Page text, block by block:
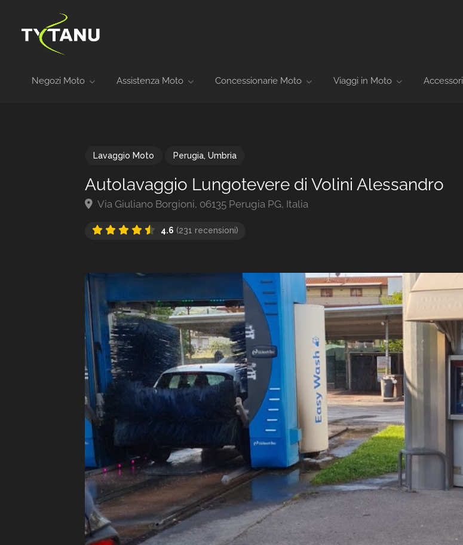
Negozi Moto Assistenza Moto Concessionarie Moto Viaggi in Moto Accessori
Lavaggio Moto Perugia, Umbria
Autolavaggio Lungotevere di Volini Alessandro
Via Giuliano Borgioni, 06135 Perugia PG, Italia
4.6 (231 recensioni)